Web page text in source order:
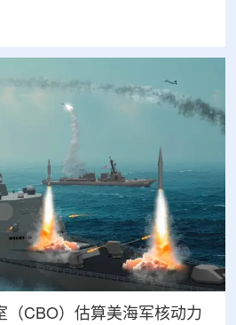
（CBO）估算美海军核动力